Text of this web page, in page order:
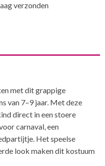
verzonden
met dit grappige
van 7–9 jaar. Met deze
direct in een stoere
carnaval, een
Het speelse
look maken dit kostuum